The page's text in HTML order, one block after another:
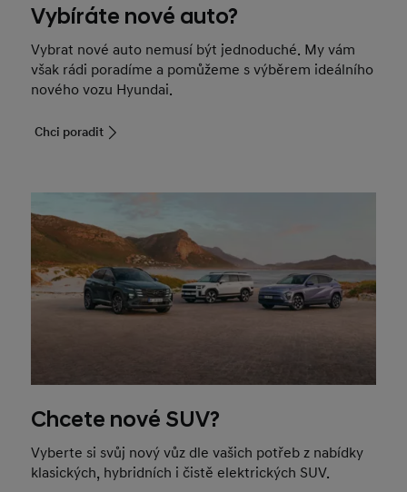
Vybíráte nové auto?
Vybrat nové auto nemusí být jednoduché. My vám
však rádi poradíme a pomůžeme s výběrem ideálního
nového vozu Hyundai.
Chci poradit
Chcete nové SUV?
Vyberte si svůj nový vůz dle vašich potřeb z nabídky
klasických, hybridních i čistě elektrických SUV.